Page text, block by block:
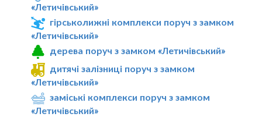
«Летичівський»
гірськолижні комплекси поруч з замком
«Летичівський»
дерева поруч з замком «Летичівський»
дитячі залізниці поруч з замком
«Летичівський»
заміські комплекси поруч з замком
«Летичівський»